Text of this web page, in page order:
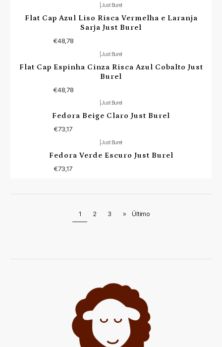
Just Burel
Flat Cap Azul Liso Risca Vermelha e Laranja
Sarja Just Burel
€48,78
Just Burel
Flat Cap Espinha Cinza Risca Azul Cobalto Just
Burel
€48,78
Just Burel
Fedora Beige Claro Just Burel
€73,17
Just Burel
Fedora Verde Escuro Just Burel
€73,17
1 2 3 » Último